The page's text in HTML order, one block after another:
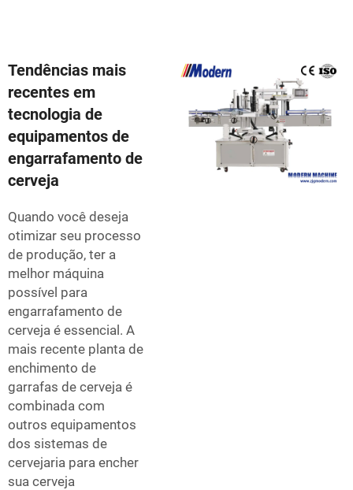
Tendências mais
recentes em
tecnologia de
equipamentos de
engarrafamento de
cerveja
Quando você deseja
otimizar seu processo
de produção, ter a
melhor máquina
possível para
engarrafamento de
cerveja é essencial. A
mais recente planta de
enchimento de
garrafas de cerveja é
combinada com
outros equipamentos
dos sistemas de
cervejaria para encher
sua cerveja